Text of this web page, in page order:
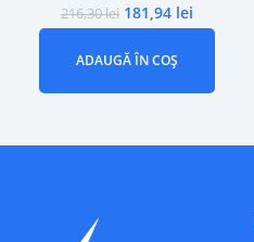
216,30lei 181,94 lei
ADAUGĂ ÎN COȘ